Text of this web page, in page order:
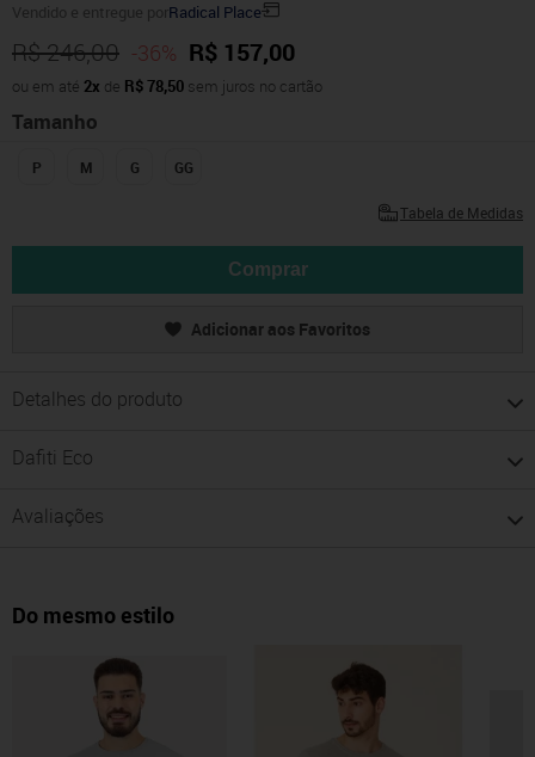
Vendido e entregue porRadical Place
R$ 246,00 -36% R$ 157,00
ou em até 2x de R$ 78,50 sem juros no cartão
Tamanho
P M G GG
Tabela de Medidas
Comprar
Adicionar aos Favoritos
Detalhes do produto
Dafiti Eco
Avaliações
Do mesmo estilo